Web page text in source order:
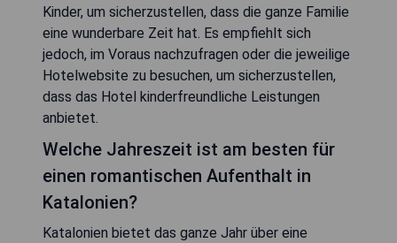
Kinder, um sicherzustellen, dass die ganze Familie
eine wunderbare Zeit hat. Es empfiehlt sich
jedoch, im Voraus nachzufragen oder die jeweilige
Hotelwebsite zu besuchen, um sicherzustellen,
dass das Hotel kinderfreundliche Leistungen
anbietet.
Welche Jahreszeit ist am besten für
einen romantischen Aufenthalt in
Katalonien?
Katalonien bietet das ganze Jahr über eine